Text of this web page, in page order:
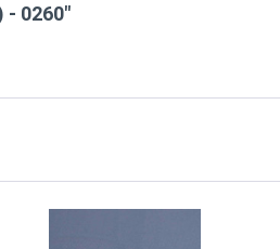
- 0260"